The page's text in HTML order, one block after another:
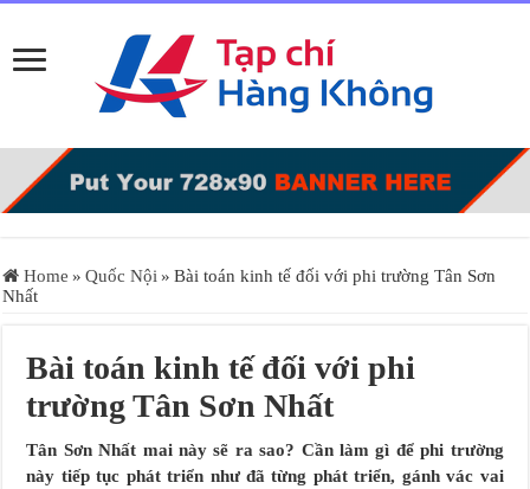
Home » Quốc Nội » Bài toán kinh tế đối với phi trường Tân Sơn
Nhất
Bài toán kinh tế đối với phi
trường Tân Sơn Nhất
Tân Sơn Nhất mai này sẽ ra sao? Cần làm gì để phi trường
này tiếp tục phát triển như đã từng phát triển, gánh vác vai